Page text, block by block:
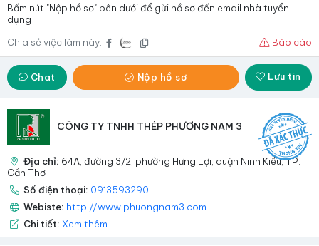
Bấm nút "Nộp hồ sơ" bên dưới để gửi hồ sơ đến email nhà tuyển
dụng
Chia sẻ việc làm này:
Báo cáo
Chat Nộp hồ sơ Lưu tin
CÔNG TY TNHH THÉP PHƯƠNG NAM 3
Địa chỉ: 64A, đường 3/2, phường Hưng Lợi, quận Ninh Kiều, TP.
Cần Thơ
Số điện thoại: 0913593290
Webiste: http://www.phuongnam3.com
Chi tiết: Xem thêm